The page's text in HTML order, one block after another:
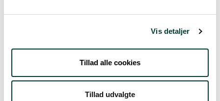
Vis detaljer
Tillad alle cookies
Tillad udvalgte
Lør. 8.aug.
spredte skyer
skydække